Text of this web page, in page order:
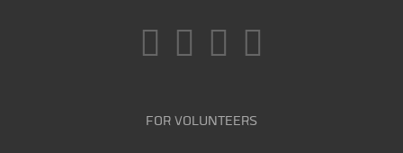
FOR VOLUNTEERS